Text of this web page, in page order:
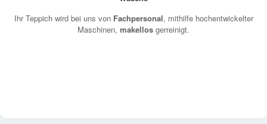
Ihr Teppich wird bei uns von Fachpersonal, mithilfe hochentwickelter
Maschinen, makellos gerreinigt.